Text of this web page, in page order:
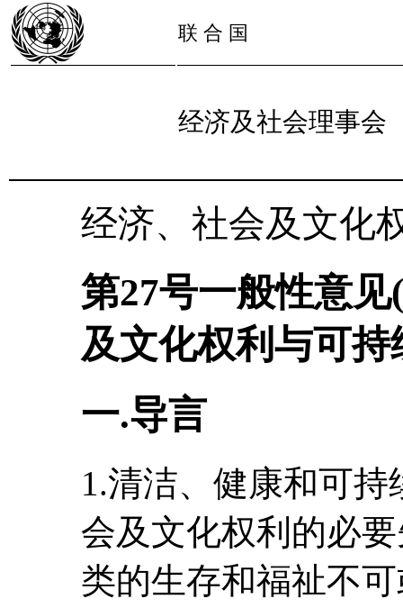
联 合 国
经济及社会理事会
经济、社会及文化
第27号一般性意
及文化权利与可
一.导言
1.清洁、健康和可
会及文化权利的必
类的生存和福祉不